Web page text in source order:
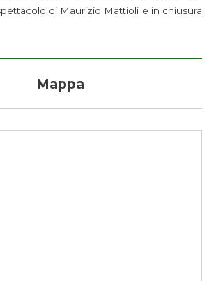
di Maurizio Mattioli e in chiusura
Mappa